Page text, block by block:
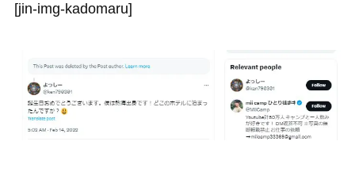
[jin-img-kadomaru]